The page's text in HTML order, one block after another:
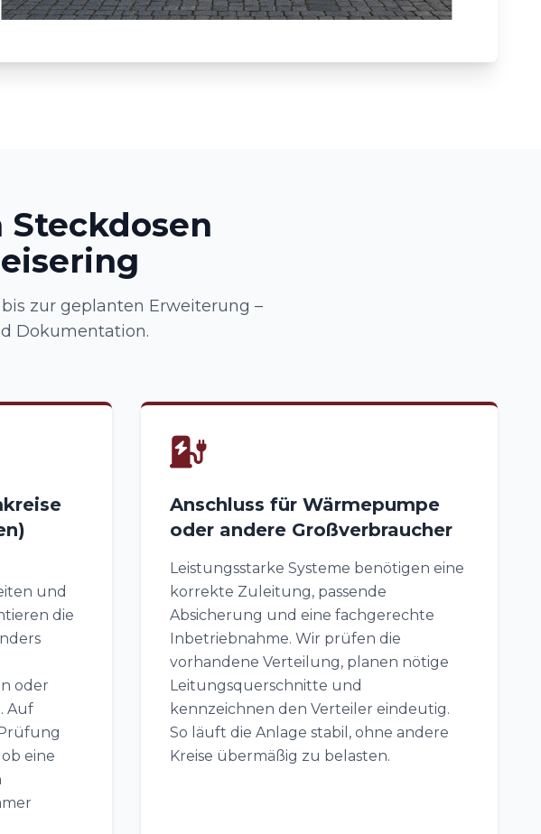
zur geplanten Erweiterung –
Dokumentation.
und
die
oder
Auf
eine
Anschluss für Wärmepumpe
oder andere Großverbraucher
Leistungsstarke Systeme benötigen eine
korrekte Zuleitung, passende
Absicherung und eine fachgerechte
Inbetriebnahme. Wir prüfen die
vorhandene Verteilung, planen nötige
Leitungsquerschnitte und
kennzeichnen den Verteiler eindeutig.
So läuft die Anlage stabil, ohne andere
Kreise übermäßig zu belasten.